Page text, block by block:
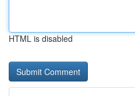
HTML is disabled